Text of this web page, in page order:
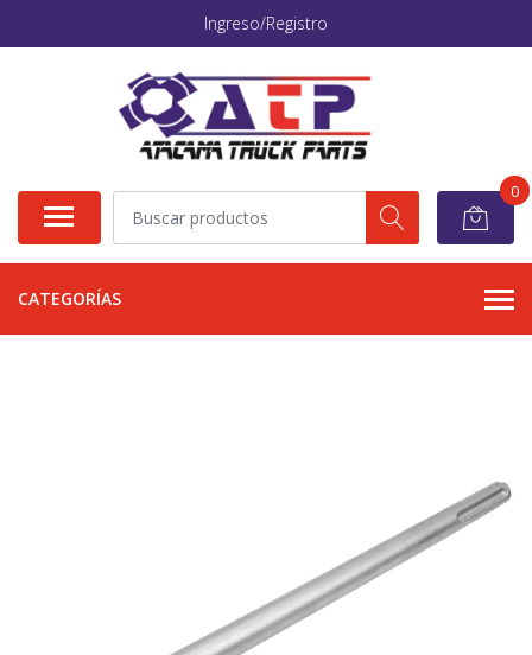
Ingreso/Registro
0
CATEGORÍAS